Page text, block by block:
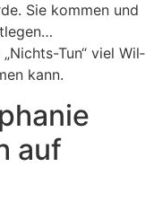
Sie kom­men und
Tun“ viel Wil­
kann.
auf